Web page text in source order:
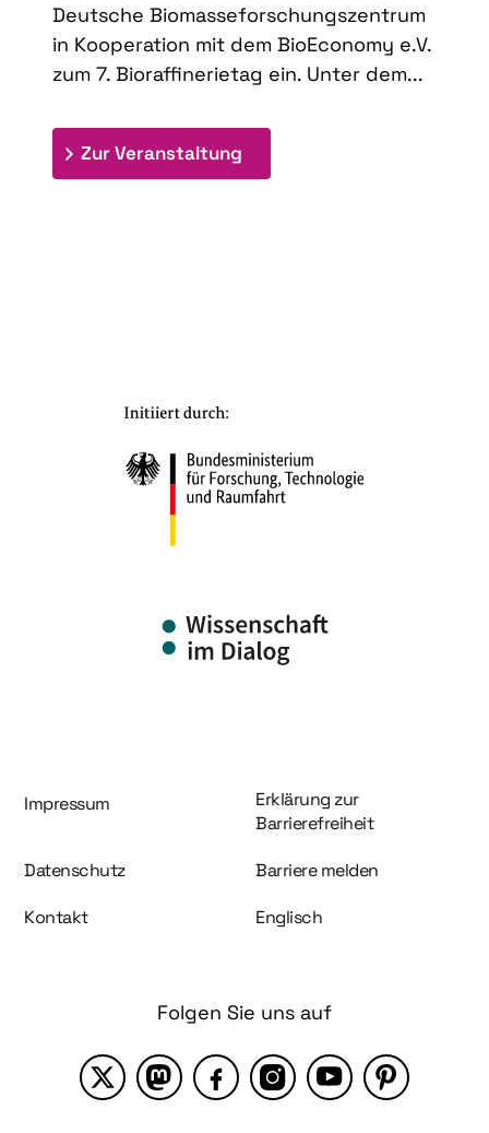
Deutsche Biomasseforschungszentrum
in Kooperation mit dem BioEconomy e.V.
zum 7. Bioraffinerietag ein. Unter dem...
Zur Veranstaltung
Information und Service
Impressum
Erklärung zur
Barrierefreiheit
Datenschutz Barriere melden
Kontakt Englisch
Folgen Sie uns auf